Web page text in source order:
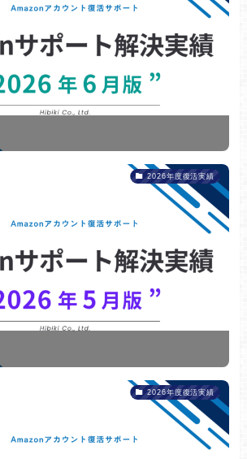
2026年度復活実績
2026年度復活実績